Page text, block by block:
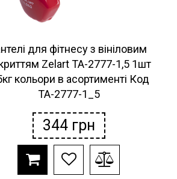
для фітнесу з вініловим
Zelart TA-2777-1,5 1шт
кольори в асортименті Код
TA-2777-1_5
344грн